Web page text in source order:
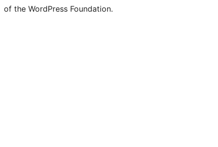
of the WordPress Foundation.